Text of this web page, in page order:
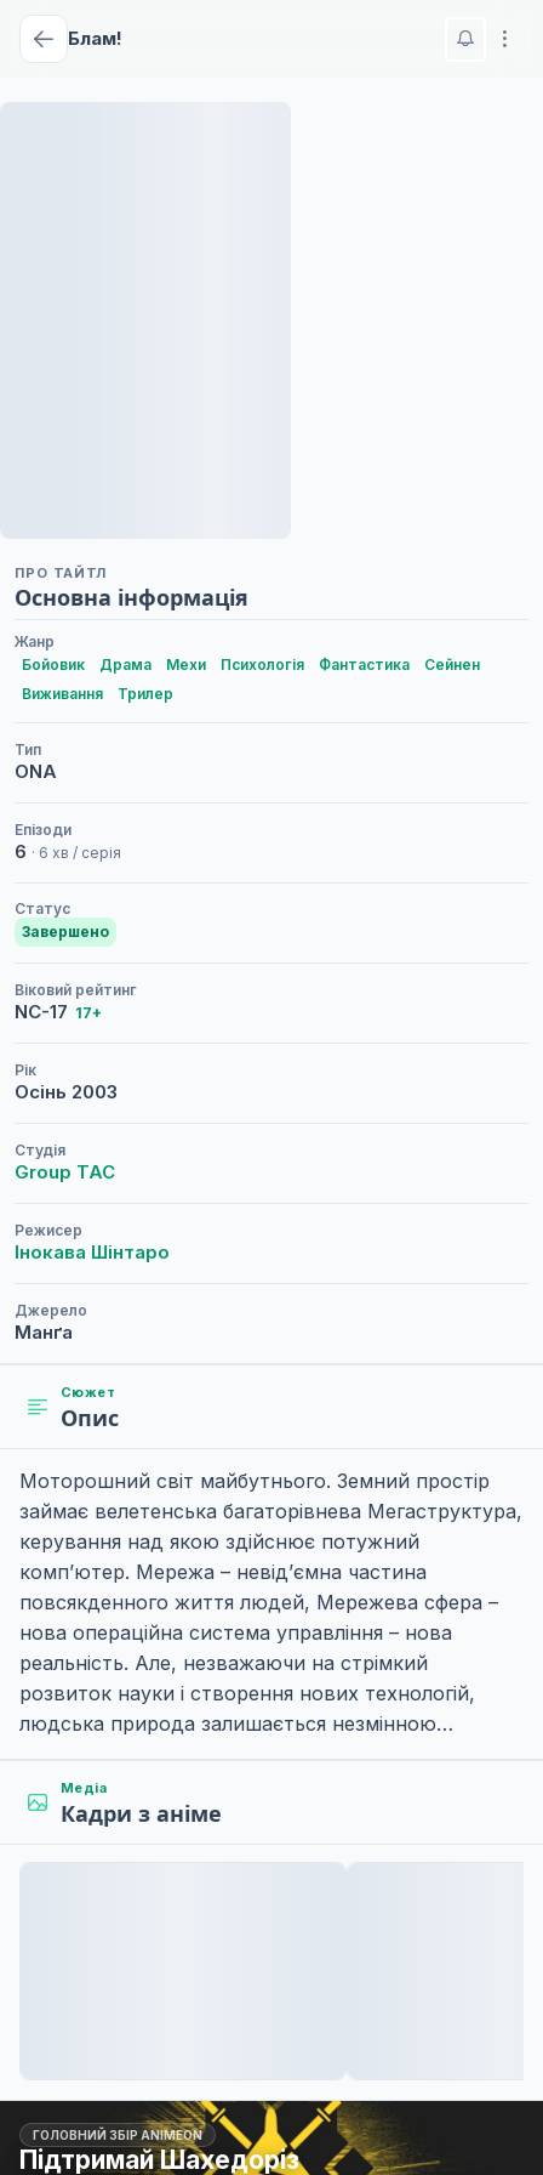
Блам!
ПРО ТАЙТЛ
Основна інформація
Жанр
Бойовик
Драма Мехи Психологія Фантастика
Сейнен
Виживання
Трилер
Тип
ONA
Епізоди
6 · 6 хв / серія
Статус
Завершено
Віковий рейтинг
NC-17 17+
Рік
Осінь 2003
Студія
Group TAC
Режисер
Інокава Шінтаро
Джерело
Манґа
Сюжет
Опис
Моторошний світ майбутнього. Земний простір
займає велетенська багаторівнева Мегаструктура,
керування над якою здійснює потужний
комп’ютер. Мережа – невід’ємна частина
повсякденного життя людей, Мережева сфера –
нова операційна система управління – нова
реальність. Але, незважаючи на стрімкий
розвиток науки і створення нових технологій,
людська природа залишається незмінною…
Медіа
Кадри з аніме
ГОЛОВНИЙ ЗБІР ANIMEON
Підтримай Шахедоріз